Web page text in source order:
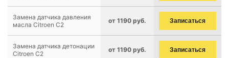
Замена датчика давления
масла Citroen C2
от 1190 руб. Записаться
Замена датчика детонации
Citroen C2
от 1190 руб. Записаться